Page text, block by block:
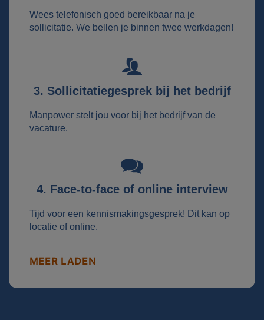
Wees telefonisch goed bereikbaar na je
sollicitatie. We bellen je binnen twee werkdagen!
3. Sollicitatiegesprek bij het bedrijf
Manpower stelt jou voor bij het bedrijf van de
vacature.
4. Face-to-face of online interview
Tijd voor een kennismakingsgesprek! Dit kan op
locatie of online.
MEER LADEN